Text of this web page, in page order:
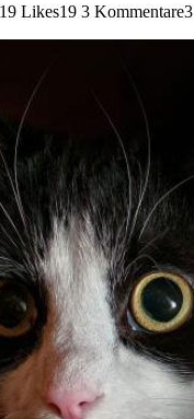
19 Likes19 3 Kommentare3